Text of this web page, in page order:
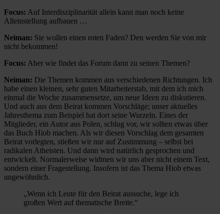
Focus: Auf Interdisziplinarität allein kann man noch keine
Alleinstellung aufbauen …
Neiman: Sie wollen einen roten Faden? Den werden Sie von mir
nicht bekommen!
Focus: Aber wie findet das Forum dann zu seinen Themen?
Neiman: Die Themen kommen aus verschiedenen Richtungen. Ich
habe einen kleinen, sehr guten Mitarbeiterstab, mit dem ich mich
einmal die Woche zusammensetze, um neue Ideen zu diskutieren.
Und auch aus dem Beirat kommen Vorschläge; unser aktuelles
Jahresthema zum Beispiel hat dort seine Wurzeln. Eines der
Mitglieder, ein Autor aus Polen, schlug vor, wir sollten etwas über
das Buch Hiob machen. Als wir diesen Vorschlag dem gesamten
Beirat vorlegten, stießen wir nur auf Zustimmung – selbst bei
radikalen Atheisten. Und dann wird natürlich gesprochen und
entwickelt. Normalerweise widmen wir uns aber nicht einem Text,
sondern einer Fragestellung. Insofern ist das Thema Hiob etwas
ungewöhnlich.
„Wenn ich Leute für den Beirat aussuche, lege ich
großen Wert auf thematische Breite.“